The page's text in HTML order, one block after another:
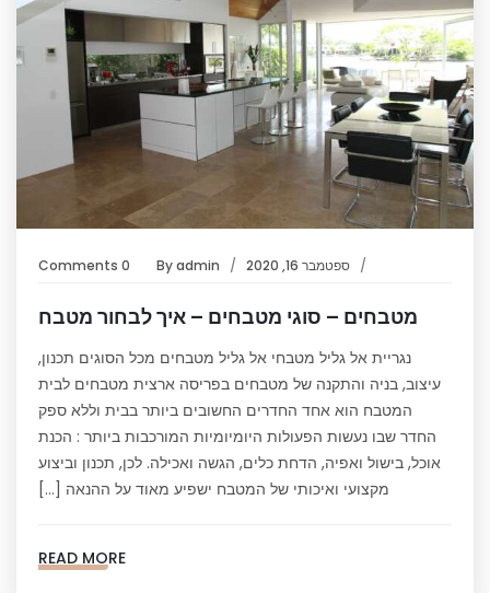
ספטמבר 16, 2020 Byadmin
0 Comments
מטבחים – סוגי מטבחים – איך לבחור מטבח
נגריית אל גליל מטבחי אל גליל מטבחים מכל הסוגים תכנון,
עיצוב, בניה והתקנה של מטבחים בפריסה ארצית מטבחים לבית
המטבח הוא אחד החדרים החשובים ביותר בבית וללא ספק
החדר שבו נעשות הפעולות היומיומיות המורכבות ביותר : הכנת
אוכל, בישול ואפיה, הדחת כלים, הגשה ואכילה. לכן, תכנון וביצוע
מקצועי ואיכותי של המטבח ישפיע מאוד על ההנאה […]
READ MORE